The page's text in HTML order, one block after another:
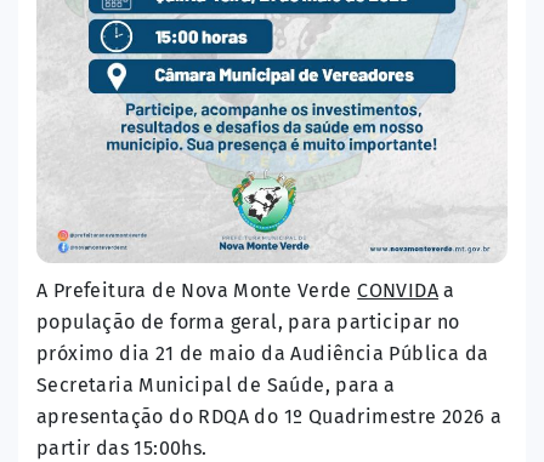
A Prefeitura de Nova Monte Verde CONVIDA a
população de forma geral, para participar no
próximo dia 21 de maio da Audiência Pública da
Secretaria Municipal de Saúde, para a
apresentação do RDQA do 1º Quadrimestre 2026 a
partir das 15:00hs.